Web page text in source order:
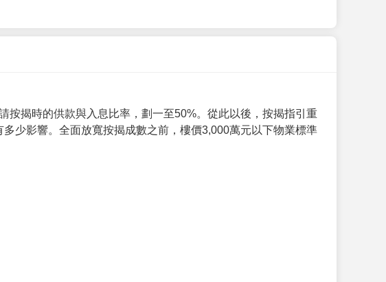
按揭時的供款與入息比率，劃一至50%。從此以後，按揭指引重
少影響。全面放寬按揭成數之前，樓價3,000萬元以下物業標準